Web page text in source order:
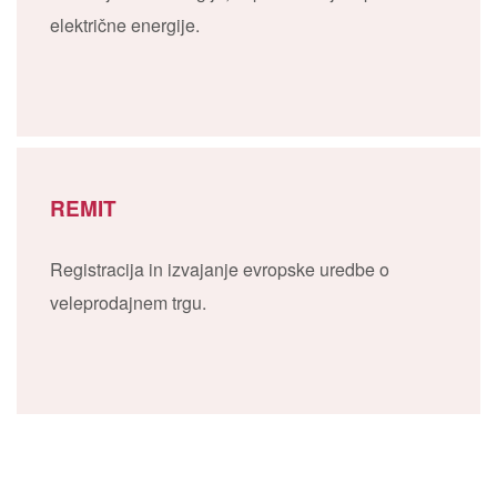
električne energije.
REMIT
Registracija in izvajanje evropske uredbe o
veleprodajnem trgu.